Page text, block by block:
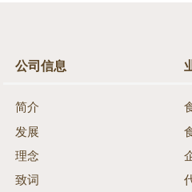
公司信息
简介
发展
理念
致词